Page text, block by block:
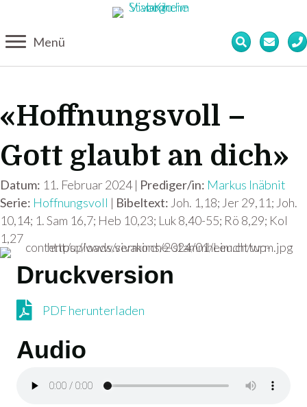
Menü
«Hoffnungsvoll –
Gott glaubt an dich»
Datum: 11. Februar 2024 | Prediger/in: Markus Inäbnit
Serie: Hoffnungsvoll | Bibeltext: Joh. 1,18; Jer 29,11; Joh.
10,14; 1. Sam 16,7; Heb 10,23; Luk 8,40-55; Rö 8,29; Kol
1,27
Druckversion
PDF herunterladen
PDF herunterladen
Audio